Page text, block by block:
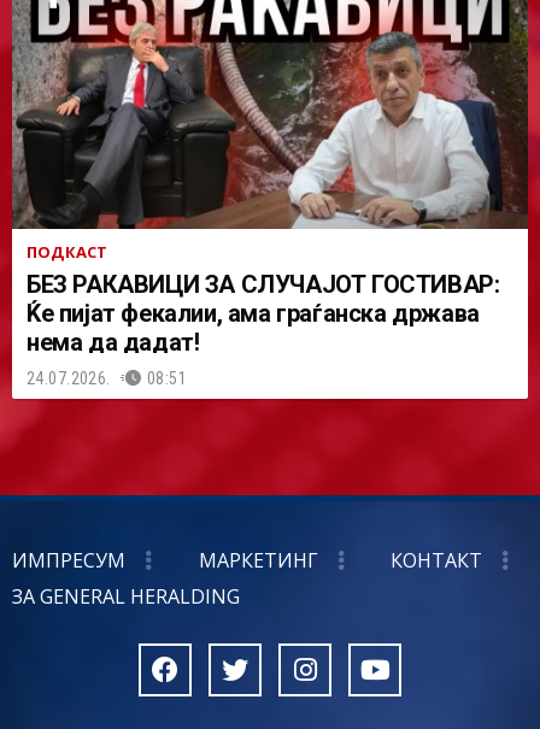
ПОДКАСТ
БЕЗ РАКАВИЦИ ЗА СЛУЧАЈОТ ГОСТИВАР:
Ќе пијат фекалии, ама граѓанска држава
нема да дадат!
24.07.2026. 08:51
ИМПРЕСУМ МАРКЕТИНГ
КОНТАКТ
ЗА GENERAL HERALDING